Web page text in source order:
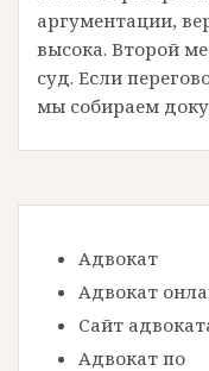
аргументации,
высока. Второй
суд. Если
мы собираем
Адвокат
Адвокат
Сайт
Адвокат по